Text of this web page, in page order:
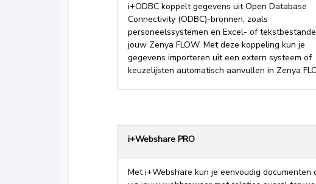
i+ODBC koppelt gegevens uit Open Database
Connectivity (ODBC)-bronnen, zoals
personeelssystemen en Excel- of
jouw Zenya FLOW. Met deze koppeling kun je
gegevens importeren uit een extern systeem of
keuzelijsten automatisch aanvullen in Zenya
i+Webshare PRO
Met i+Webshare kun je eenvoudig documenten